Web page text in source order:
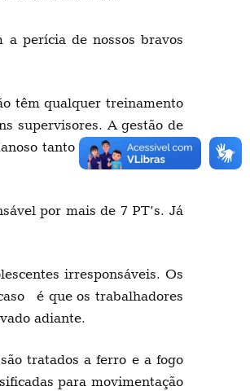
a perícia de nossos bravos
têm qualquer treinamento
supervisores. A gestão de
tanto às atividades de
por mais de 7 PT’s. Já
irresponsáveis. Os
é que os trabalhadores
adiante.
tratados a ferro e a fogo
para movimentação